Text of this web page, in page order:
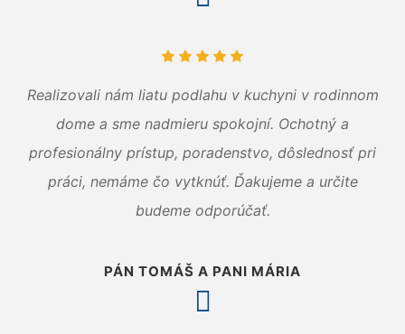
Realizovali nám liatu podlahu v kuchyni v rodinnom
dome a sme nadmieru spokojní. Ochotný a
profesionálny prístup, poradenstvo, dôslednosť pri
práci, nemáme čo vytknúť. Ďakujeme a určite
budeme odporúčať.
PÁN TOMÁŠ A PANI MÁRIA